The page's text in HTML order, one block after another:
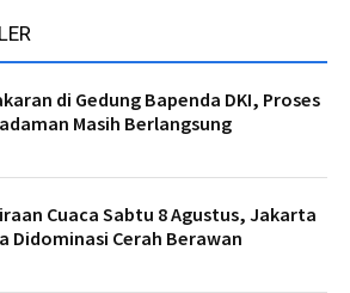
di Gedung Bapenda DKI, Proses
Masih Berlangsung
Cuaca Sabtu 8 Agustus, Jakarta
Didominasi Cerah Berawan